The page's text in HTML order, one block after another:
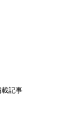
載記事